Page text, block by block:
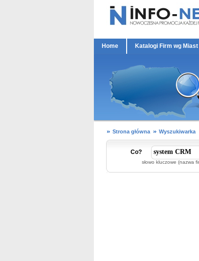
Home Katalogi Firm wg Miast
Strona główna Wyszukiwarka
Co?
słowo kluczowe (nazwa